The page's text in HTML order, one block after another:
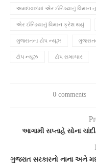
અમદાવાદમાં એર ઈન્ડિયાનું વિમાન
એર ઈન્ડિયાનું વિમાન ક્રેશ થયું
ગુજરાતના ટોપ ન્યૂઝ
ટોપ ન્યૂઝ ટોપ સમાચાર
0 comments
આગામી સપ્તાહે સોના
ગુજરાત સરકારનો નાના અને